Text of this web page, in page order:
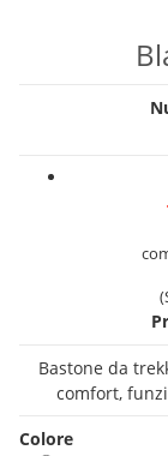
Bastone da
comfort,
Colore